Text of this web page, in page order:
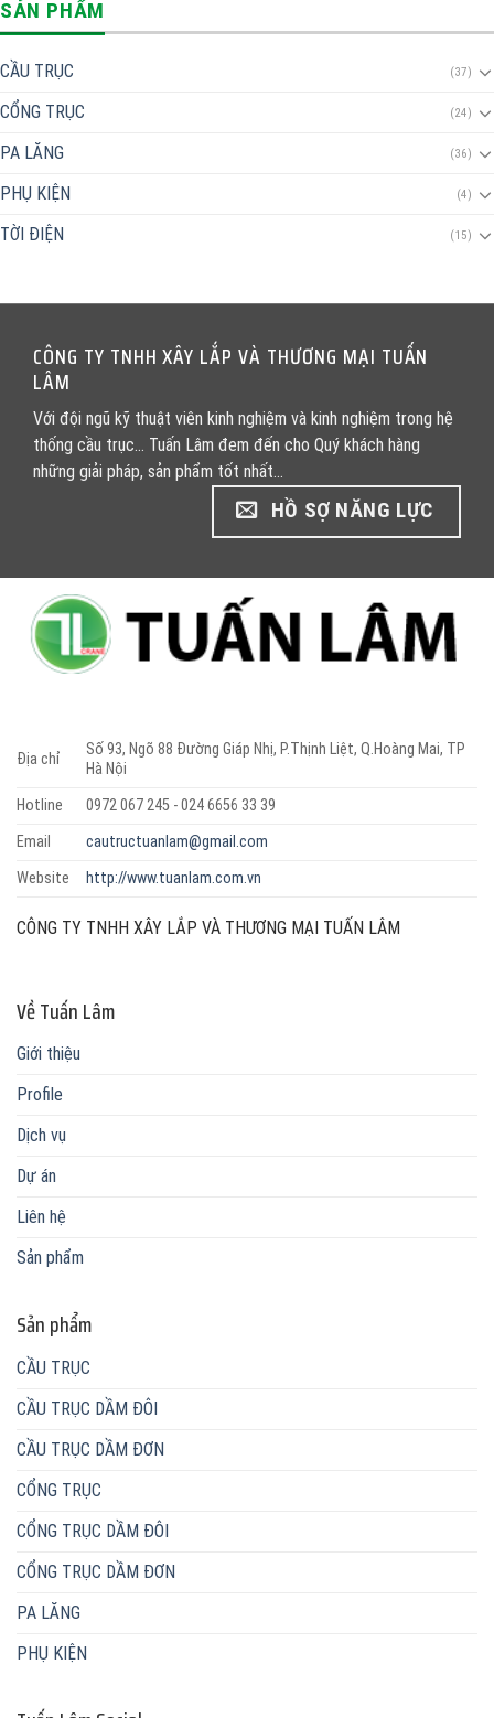
SẢN PHẨM
CẦU TRỤC (37)
CỔNG TRỤC (24)
PA LĂNG (36)
PHỤ KIỆN (4)
TỜI ĐIỆN (15)
CÔNG TY TNHH XÂY LẮP VÀ THƯƠNG MẠI TUẤN
LÂM
Với đội ngũ kỹ thuật viên kinh nghiệm và kinh nghiệm trong hệ
thống cầu trục... Tuấn Lâm đem đến cho Quý khách hàng
những giải pháp, sản phẩm tốt nhất...
HỒ SỢ NĂNG LỰC
Địa chỉ
Số 93, Ngõ 88 Đường Giáp Nhị, P.Thịnh Liệt, Q.Hoàng Mai, TP
Hà Nội
Hotline
0972 067 245 - 024 6656 33 39
Email
cautructuanlam@gmail.com
Website
http://www.tuanlam.com.vn
CÔNG TY TNHH XÂY LẮP VÀ THƯƠNG MẠI TUẤN LÂM
Về Tuấn Lâm
Giới thiệu
Profile
Dịch vụ
Dự án
Liên hệ
Sản phẩm
Sản phẩm
CẦU TRỤC
CẦU TRỤC DẦM ĐÔI
CẦU TRỤC DẦM ĐƠN
CỔNG TRỤC
CỔNG TRỤC DẦM ĐÔI
CỔNG TRỤC DẦM ĐƠN
PA LĂNG
PHỤ KIỆN